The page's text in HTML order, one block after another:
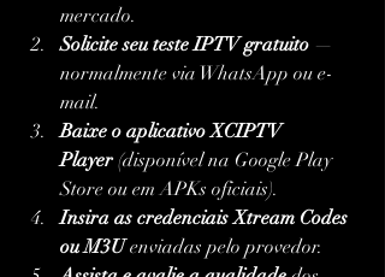
mercado.
Solicite seu teste IPTV gratuito —
normalmente via WhatsApp ou e-
mail.
Baixe o aplicativo XCIPTV
Player (disponível na Google Play
Store ou em APKs oficiais).
Insira as credenciais Xtream Codes
ou M3U enviadas pelo provedor.